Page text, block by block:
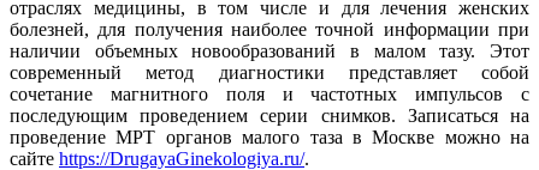
отраслях медицины, в том числе и для лечения женских
болезней, для получения наиболее точной информации при
наличии объемных новообразований в малом тазу. Этот
современный метод диагностики представляет собой
сочетание магнитного поля и частотных импульсов с
последующим проведением серии снимков. Записаться на
проведение МРТ органов малого таза в Москве можно на
сайте https://DrugayaGinekologiya.ru/.